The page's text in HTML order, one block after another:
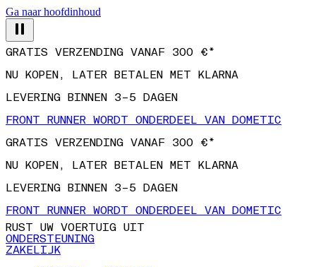
Ga naar hoofdinhoud
NU KOPEN, LATER BETALEN MET KLARNA
LEVERING BINNEN 3–5 DAGEN
FRONT RUNNER WORDT ONDERDEEL VAN DOMETIC
GRATIS VERZENDING VANAF 300 €*
NU KOPEN, LATER BETALEN MET KLARNA
LEVERING BINNEN 3–5 DAGEN
FRONT RUNNER WORDT ONDERDEEL VAN DOMETIC
RUST UW VOERTUIG UIT
ONDERSTEUNING
ZAKELIJK